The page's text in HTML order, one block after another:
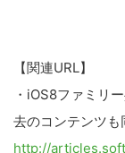
【関連URL】
・iOS8ファミリ
去のコンテンツも
http://